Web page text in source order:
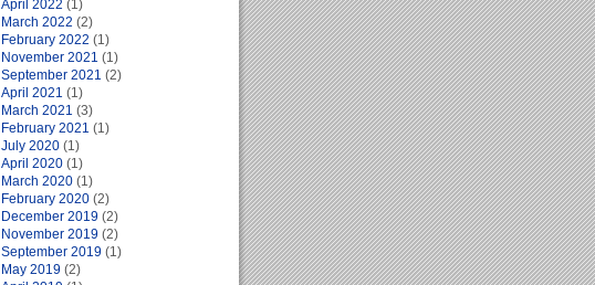
April 2022 (1)
March 2022 (2)
February 2022 (1)
November 2021 (1)
September 2021 (2)
April 2021 (1)
March 2021 (3)
February 2021 (1)
July 2020 (1)
April 2020 (1)
March 2020 (1)
February 2020 (2)
December 2019 (2)
November 2019 (2)
September 2019 (1)
May 2019 (2)